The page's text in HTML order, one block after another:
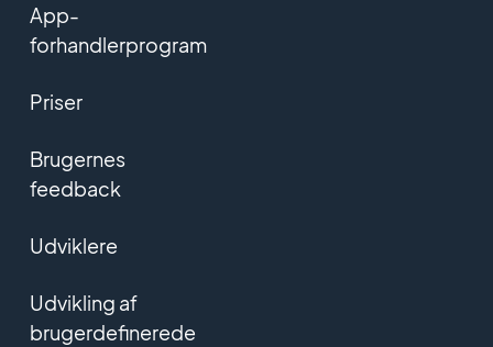
App-
forhandlerprogram
Priser
Brugernes
feedback
Udviklere
Udvikling af
brugerdefinerede